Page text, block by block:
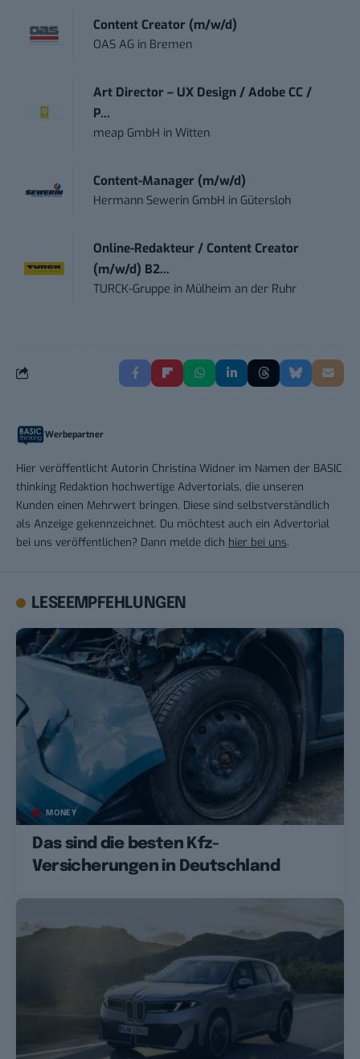
Content Creator (m/w/d)
OAS AG in Bremen
Art Director – UX Design / Adobe CC /
P...
meap GmbH inWitten
Content-Manager (m/w/d)
Hermann Sewerin GmbH in Gütersloh
Online-Redakteur / Content Creator
(m/w/d) B2...
TURCK-Gruppe in Mülheim an der Ruhr
Werbepartner
Hier veröffentlicht Autorin Christina Widner im Namen der BASIC
thinking Redaktion hochwertige Advertorials, die unseren
Kunden einen Mehrwert bringen. Diese sind selbstverständlich
als Anzeige gekennzeichnet. Du möchtest auch ein Advertorial
bei uns veröffentlichen? Dann melde dich hier bei uns.
LESEEMPFEHLUNGEN
MONEY
Das sind die besten Kfz-
Versicherungen in Deutschland